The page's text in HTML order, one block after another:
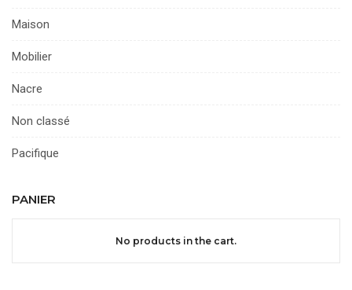
Maison
Mobilier
Nacre
Non classé
Pacifique
PANIER
No products in the cart.